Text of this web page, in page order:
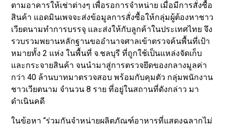
ตามอาคารให้เช่าต่างๆ เพื่อรอการจำหน่าย เมื่อมีการสั่งซื้อ
สินค้า แอดมินเพจจะส่งข้อมูลการสั่งซื้อให้กลุ่มผู้ต้องหาชาว
เวียดนามทำการบรรจุ และส่งให้กับลูกค้าในประเทศไทย จึง
รวบรวมพยานหลักฐานขออำนาจศาลเข้าตรวจค้นพื้นที่เป้า
หมายทั้ง 2 แห่ง ในพื้นที่ จ.ชลบุรี ที่ถูกใช้เป็นแหล่งจัดเก็บ
และกระจายสินค้า จนนำมาสู่การตรวจยึดของกลางมูลค่า
กว่า 40 ล้านบาทมาตรวจสอบ พร้อมกับคุมตัว กลุ่มพนักงาน
ชาวเวียตนาม จำนวน 8 ราย ที่อยู่ในสถานที่ดังกล่าว มา
ดำเนินคดี
ในข้อหา “ร่วมกันจำหน่ายผลิตภัณฑ์อาหารที่แสดงฉลากไม่